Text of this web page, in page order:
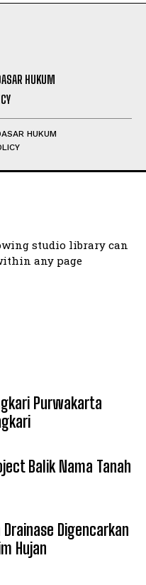
HUKUM
HUKUM
studio library can
any page
Purwakarta
Balik Nama Tanah
Digencarkan
Hujan